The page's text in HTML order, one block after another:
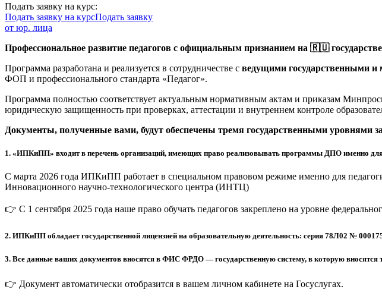
Подать заявку на курс:
Подать заявку на курсПодать заявку
от юр. лица
Профессиональное развитие педагогов с официальным признанием на 🇷🇺
Программа разработана и реализуется в сотрудничестве с ведущими государственными
ФОП и профессионального стандарта «Педагог».
Программа полностью соответствует актуальным нормативным актам и приказам
юридическую защищенность при проверках, аттестации и внутреннем контроле
Документы, полученные вами, будут обеспечены тремя государственными уровнями
1. «ИПКиПП» входит в перечень организаций, имеющих право реализовывать программы ДПО именно для
С марта 2026 года ИПКиПП работает в специальном правовом режиме именно для
Инновационного научно-технологического центра (ИНТЦ)
👉 С 1 сентября 2025 года наше право обучать педагогов закреплено на уровне
2. ИПКиПП обладает государственной лицензией на образовательную деятельность: серия 78Л02 №
3. Все данные ваших документов вносятся в ФИС ФРДО — государственную систему, в которую вносятся
👉 Документ автоматически отобразится в вашем личном кабинете на Госуслугах.